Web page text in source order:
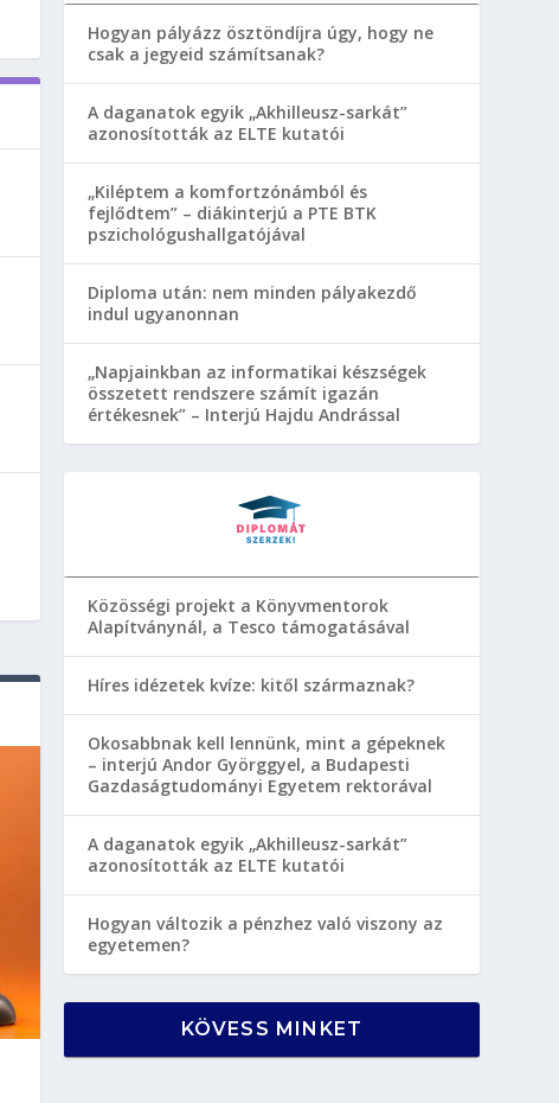
Hogyan pályázz ösztöndíjra úgy, hogy ne
csak a jegyeid számítsanak?
A daganatok egyik „Akhilleusz-sarkát”
azonosították az ELTE kutatói
„Kiléptem a komfortzónámból és
fejlődtem” – diákinterjú a PTE BTK
pszichológushallgatójával
Diploma után: nem minden pályakezdő
indul ugyanonnan
„Napjainkban az informatikai készségek
összetett rendszere számít igazán
értékesnek” – Interjú Hajdu Andrással
Közösségi projekt a Könyvmentorok
Alapítványnál, a Tesco támogatásával
Híres idézetek kvíze: kitől származnak?
Okosabbnak kell lennünk, mint a gépeknek
– interjú Andor Györggyel, a Budapesti
Gazdaságtudományi Egyetem rektorával
A daganatok egyik „Akhilleusz-sarkát”
azonosították az ELTE kutatói
Hogyan változik a pénzhez való viszony az
egyetemen?
KÖVESS MINKET